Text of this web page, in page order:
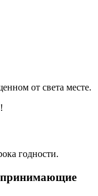
от света месте.
годности.
принимающие